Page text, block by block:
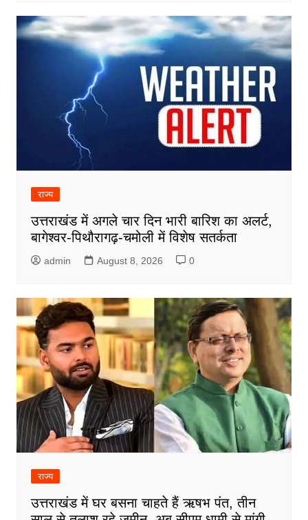
राज्य
उत्तराखंड में अगले चार दिन भारी बारिश का अलर्ट,
बागेश्वर-पिथौरागढ़-चमोली में विशेष सतर्कता
admin August 8, 2026 0
राज्य
उत्तराखंड में घर बसना चाहते हैं ऋषभ पंत, तीन